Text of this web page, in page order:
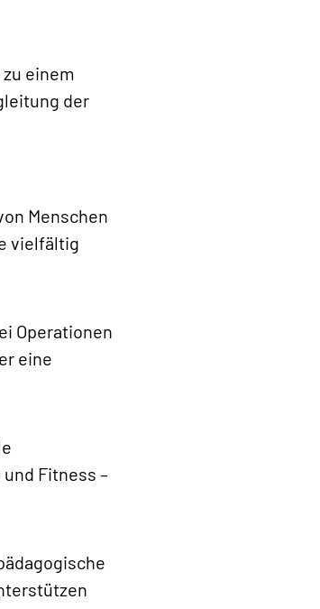
einem
der
Menschen
vielfältig
Operationen
eine
Fitness –